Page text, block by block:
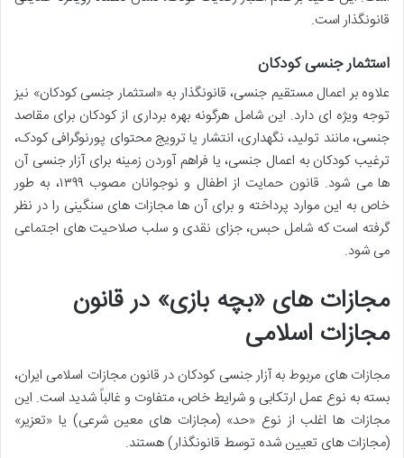
قانونگذار است.
استثمار جنسی کودکان
علاوه بر اعمال مستقیم جنسی، قانونگذار به «استثمار جنسی کودکان» نیز
توجه ویژه ای دارد. این شامل هرگونه بهره برداری از کودکان برای مقاصد
جنسی، مانند تولید، نگهداری، انتشار یا ترویج محتوای پورنوگرافی کودک،
ترغیب کودکان به اعمال جنسی، یا فراهم آوردن زمینه برای آزار جنسی آن
ها می شود. قانون حمایت از اطفال و نوجوانان مصوب ۱۳۹۹، به طور
خاص به این موارد پرداخته و برای آن ها مجازات های سنگینی را در نظر
گرفته است که شامل حبس، جزای نقدی و سلب صلاحیت های اجتماعی
می شود.
مجازات های «بچه بازی» در قانون
مجازات اسلامی
مجازات های مربوط به آزار جنسی کودکان در قانون مجازات اسلامی ایران،
بسته به نوع عمل ارتکابی و شرایط خاص، متفاوت و غالباً شدید است. این
مجازات ها اغلب از نوع «حد» (مجازات های معین شرعی) یا «تعزیر»
(مجازات های تعیین شده توسط قانونگذار) هستند.